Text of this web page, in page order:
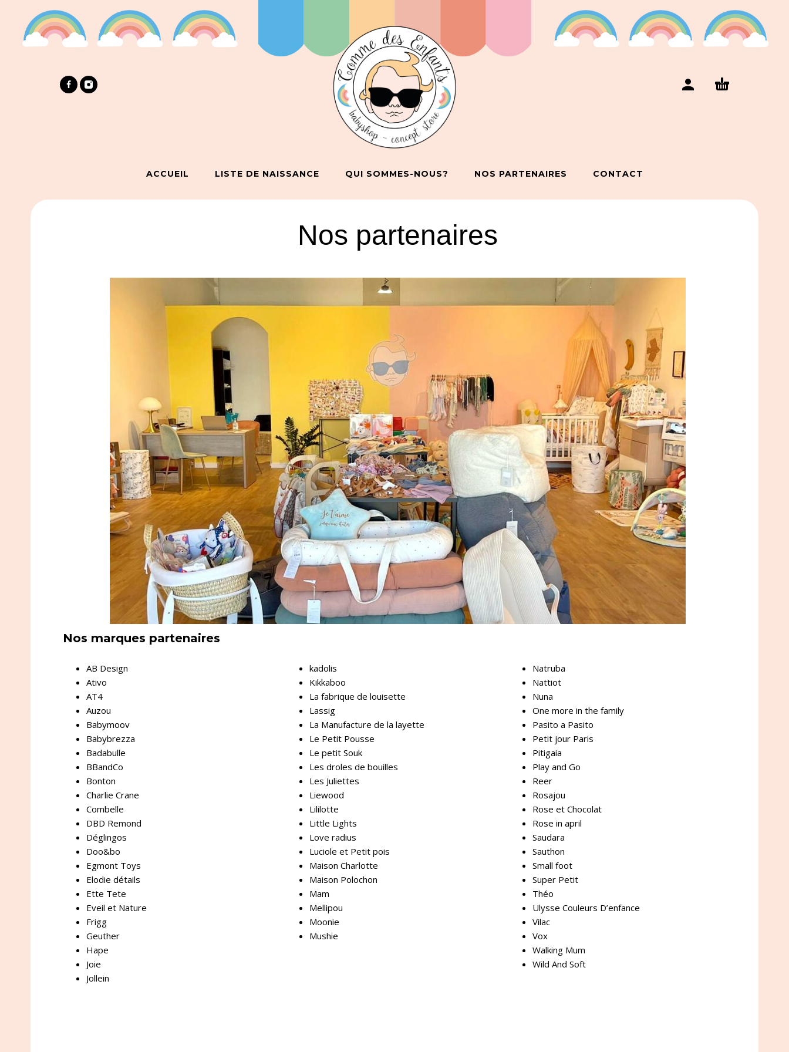
ACCUEIL LISTE DE NAISSANCE QUI SOMMES-NOUS? NOS PARTENAIRES CONTACT
Nos partenaires
Nos marques partenaires
AB Design
Ativo
AT4
Auzou
Babymoov
Babybrezza
Badabulle
BBandCo
Bonton
Charlie Crane
Combelle
DBD Remond
Déglingos
Doo&bo
Egmont Toys
Elodie détails
Ette Tete
Eveil et Nature
Frigg
Geuther
Hape
Joie
Jollein
kadolis
Kikkaboo
La fabrique de louisette
Lassig
La Manufacture de la layette
Le Petit Pousse
Le petit Souk
Les droles de bouilles
Les Juliettes
Liewood
Lililotte
Little Lights
Love radius
Luciole et Petit pois
Maison Charlotte
Maison Polochon
Mam
Mellipou
Moonie
Mushie
Natruba
Nattiot
Nuna
One more in the family
Pasito a Pasito
Petit jour Paris
Pitigaia
Play and Go
Reer
Rosajou
Rose et Chocolat
Rose in april
Saudara
Sauthon
Small foot
Super Petit
Théo
Ulysse Couleurs D’enfance
Vilac
Vox
Walking Mum
Wild And Soft